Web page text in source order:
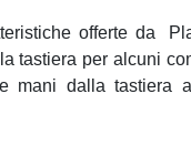
offerte da
tastiera per alcuni
mani dalla tastiera